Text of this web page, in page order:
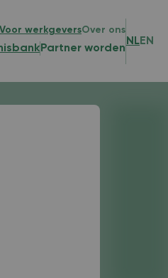
Voor werkgeversOver ons
Partner worden
EN
NL